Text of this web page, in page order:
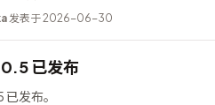
发表于 2026-06-30
已发布
发布。